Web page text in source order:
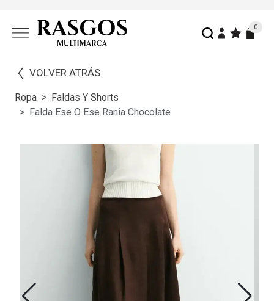
0
VOLVER ATRÁS
Ropa
Faldas Y Shorts
Falda Ese O Ese Rania Chocolate